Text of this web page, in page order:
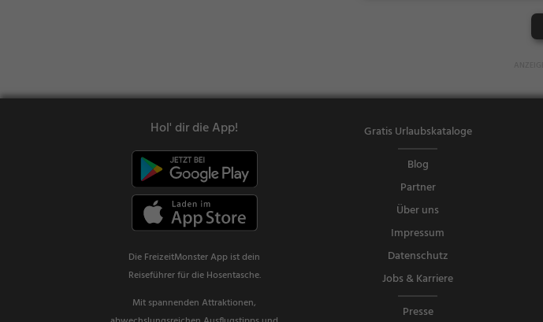
Hol' dir die App!
Die FreizeitMonster App ist dein
Reiseführer für die Hosentasche.
Mit spannenden Attraktionen,
Gratis Urlaubskataloge
Blog
Partner
Über uns
Impressum
Datenschutz
Jobs & Karriere
Presse